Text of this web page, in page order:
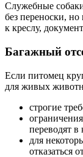
Служебные
без переноски,
к креслу,
Багажный
Если питомец
для живых
строгие
переводят в
для
отказаться